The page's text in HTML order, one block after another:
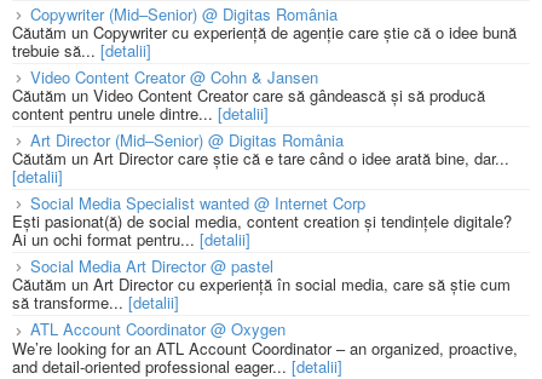
Copywriter (Mid–Senior) @ Digitas România
Căutăm un Copywriter cu experiență de agenție care știe că o idee bună
trebuie să... [detalii]
Video Content Creator @ Cohn & Jansen
Căutăm un Video Content Creator care să gândească și să producă
content pentru unele dintre... [detalii]
Art Director (Mid–Senior) @ Digitas România
Căutăm un Art Director care știe că e tare când o idee arată bine, dar...
[detalii]
Social Media Specialist wanted @ Internet Corp
Ești pasionat(ă) de social media, content creation și tendințele digitale?
Ai un ochi format pentru... [detalii]
Social Media Art Director @ pastel
Căutăm un Art Director cu experiență în social media, care să știe cum
să transforme... [detalii]
ATL Account Coordinator @ Oxygen
We’re looking for an ATL Account Coordinator – an organized, proactive,
and detail-oriented professional eager... [detalii]